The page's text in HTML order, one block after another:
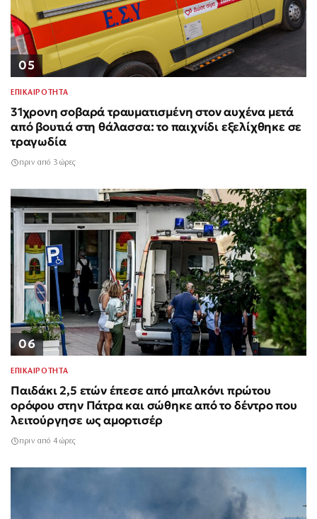
05
ΕΠΙΚΑΙΡΟΤΗΤΑ
31χρονη σοβαρά τραυματισμένη στον αυχένα μετά
από βουτιά στη θάλασσα: το παιχνίδι εξελίχθηκε σε
τραγωδία
πριν από 3 ώρες
06
ΕΠΙΚΑΙΡΟΤΗΤΑ
Παιδάκι 2,5 ετών έπεσε από μπαλκόνι πρώτου
ορόφου στην Πάτρα και σώθηκε από το δέντρο που
λειτούργησε ως αμορτισέρ
πριν από 4 ώρες